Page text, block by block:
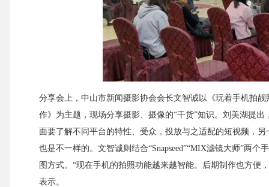
分享会上，中山市新闻摄影协会会长文智诚以《玩着手机拍
作》为主题，现场分享摄影、摄像的“干货”知识。刘美湖提
面要了解不同平台的特性、受众，投放与之适配的短视频，
也是不一样的。文智诚则结合“Snapseed”“MIX滤镜大师”两
图方式。“现在手机的拍照功能越来越智能。后期制作也方便
表示。